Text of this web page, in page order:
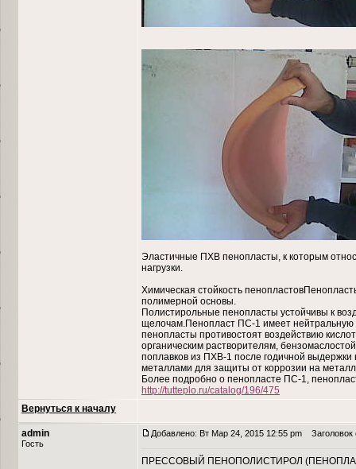
Эластичные ПХВ пенопласты, к которым
нагрузки.
Химическая стойкость
полимерной основы.
Полистирольные пенопласты устойчивы к
щелочам.Пенопласт ПС-1 имеет
пенопласты противостоят воздействию
органическим растворителям,
поплавков из ПХВ-1 после годичной
металлами для защиты от коррозии на металл
Более подробно о пенопласте ПС-1,
http://tutteplo.ru/catalog/196/475
Вернуться к началу
admin
Гость
Добавлено: Вт Мар 24, 2015 12:55 pm
ПРЕССОВЫЙ ПЕНОПОЛИСТИРОЛ